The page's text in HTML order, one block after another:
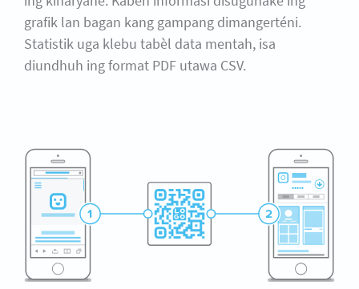
grafik lan bagan kang gampang dimangerténi.
Statistik uga klebu tabèl data mentah, isa
diundhuh ing format PDF utawa CSV.